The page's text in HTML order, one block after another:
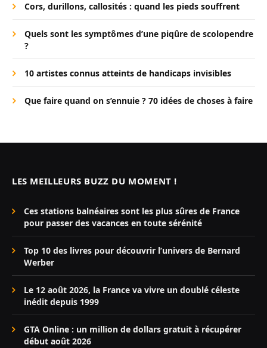
Cors, durillons, callosités : quand les pieds souffrent
Quels sont les symptômes d’une piqûre de scolopendre
?
10 artistes connus atteints de handicaps invisibles
Que faire quand on s’ennuie ? 70 idées de choses à faire
LES MEILLEURS BUZZ DU MOMENT !
Ces stations balnéaires sont les plus sûres de France
pour passer des vacances en toute sérénité
Top 10 des livres pour découvrir l’univers de Bernard
Werber
Le 12 août 2026, la France va vivre un doublé céleste
inédit depuis 1999
GTA Online : un million de dollars gratuit à récupérer
début août 2026